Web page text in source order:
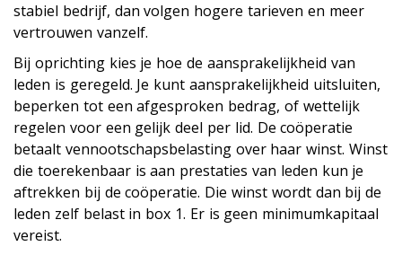
stabiel bedrijf, dan volgen hogere tarieven en meer
vertrouwen vanzelf.
Bij oprichting kies je hoe de aansprakelijkheid van
leden is geregeld. Je kunt aansprakelijkheid uitsluiten,
beperken tot een afgesproken bedrag, of wettelijk
regelen voor een gelijk deel per lid. De coöperatie
betaalt vennootschapsbelasting over haar winst. Winst
die toerekenbaar is aan prestaties van leden kun je
aftrekken bij de coöperatie. Die winst wordt dan bij de
leden zelf belast in box 1. Er is geen minimumkapitaal
vereist.